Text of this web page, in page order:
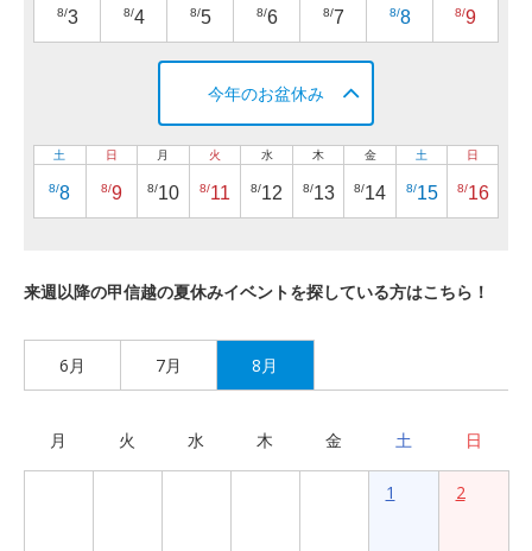
8/3 8/4 8/5 8/6 8/7 8/8 8/9
今年のお盆休み
土
8/8
日
8/9
月
8/10
火
8/11
水
8/12
木
8/13
金
8/14
土
8/15
日
8/16
来週以降の甲信越の夏休みイベントを探している方はこちら！
6月 7月 8月
月 火 水 木 金 土 日
1 2